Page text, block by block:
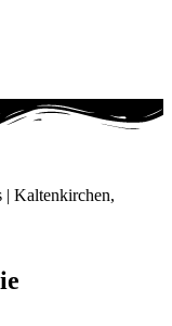
| Kaltenkirchen,